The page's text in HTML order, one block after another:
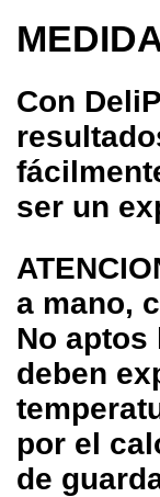
Con
ser un
a mano,
No aptos
deben
por el
de